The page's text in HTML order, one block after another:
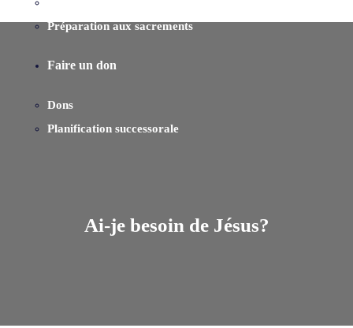
Préparation aux sacrements
Faire un don
Dons
Planification successorale
Ai-je besoin de Jésus?